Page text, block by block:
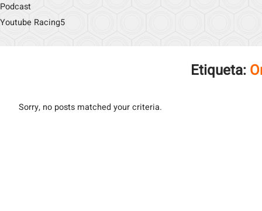
Podcast
Youtube Racing5
Etiqueta:
Sorry, no posts matched your criteria.